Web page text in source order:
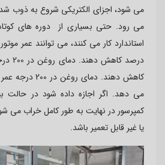
می شود، اجزای الکتریکی شروع به ذوب
می رود. حتی بسیاری از دوره های
کاهش دهند. دمای
می دهد. اگر اجازه داده شود در حالت
کمپرسور در نهایت به طور کامل خراب می
یا غیر قابل تعمیر باشد.